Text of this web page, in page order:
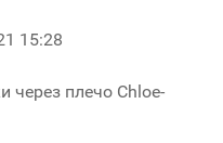
15:28
через плечо Chloe-